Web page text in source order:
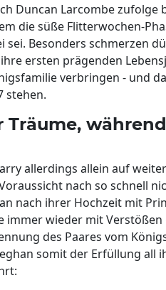
Duncan Larcombe zufolge
die süße Flitterwochen-
Besonders schmerzen
ersten prägenden
verbringen - und
stehen.
allerdings allein auf
nach so schnell
nach ihrer Hochzeit mit
wieder mit Verstößen
des Paares vom
somit der Erfüllung all